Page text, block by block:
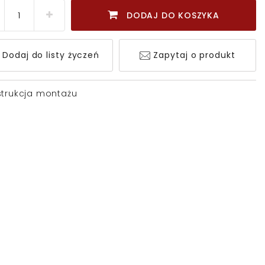
DODAJ DO KOSZYKA
Dodaj do listy życzeń Zapytaj o produkt
montażu